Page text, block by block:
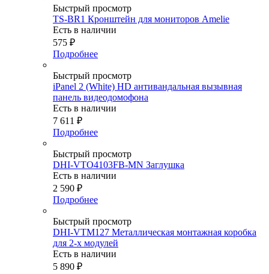
Быстрый просмотр
TS-BR1 Кронштейн для мониторов Amelie
Есть в наличии
575 ₽
Подробнее
Быстрый просмотр
iPanel 2 (White) HD антивандальная вызывная
панель видеодомофона
Есть в наличии
7 611 ₽
Подробнее
Быстрый просмотр
DHI-VTO4103FB-MN Заглушка
Есть в наличии
2 590 ₽
Подробнее
Быстрый просмотр
DHI-VTM127 Металлическая монтажная коробка
для 2-х модулей
Есть в наличии
5 890 ₽